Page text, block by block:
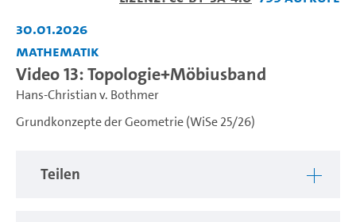
30.01.2026
Mathematik
Video 13: Topologie+Möbiusband
Hans-Christian v. Bothmer
Grundkonzepte der Geometrie (WiSe 25/26)
Teilen